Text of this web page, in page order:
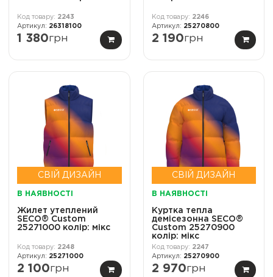
2243
26318100
1 380грн
2246
25270800
2 190грн
СВІЙ ДИЗАЙН
В НАЯВНОСТІ
Жилет утеплений
SECO® Custom
25271000 колір: мікс
2248
25271000
2 100грн
СВІЙ ДИЗАЙН
В НАЯВНОСТІ
Куртка тепла
демісезонна SECO®
Custom 25270900
колір: мікс
2247
25270900
2 970грн